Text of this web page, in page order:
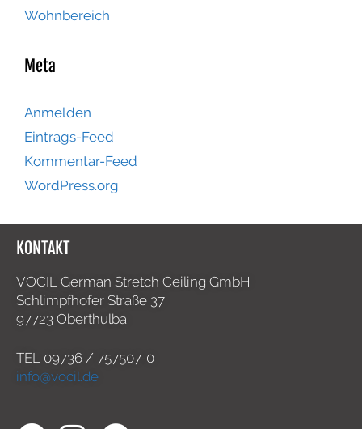
Wohnbereich
Meta
Anmelden
Eintrags-Feed
Kommentar-Feed
WordPress.org
KONTAKT
VOCIL German Stretch Ceiling GmbH
Schlimpfhofer Straße 37
97723 Oberthulba
TEL 09736 / 757507-0
info@vocil.de